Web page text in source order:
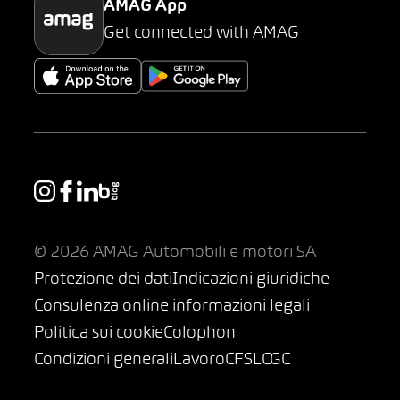
AMAG App
Get connected with AMAG
© 2026 AMAG Automobili e motori SA
Protezione dei datiIndicazioni giuridiche
Consulenza online informazioni legali
Politica sui cookieColophon
Condizioni generaliLavoroCFSLCGC